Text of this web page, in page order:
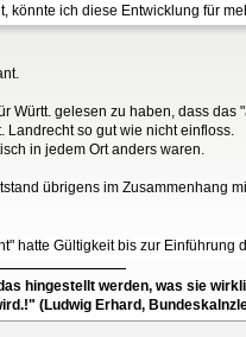
könnte ich diese Entwicklung für
Württ. gelesen zu haben, dass
Landrecht so gut wie nicht einfloss.
in jedem Ort anders waren.
übrigens im Zusammenhang
hatte Gültigkeit bis zur Einführung
hingestellt werden, was sie
(Ludwig Erhard,